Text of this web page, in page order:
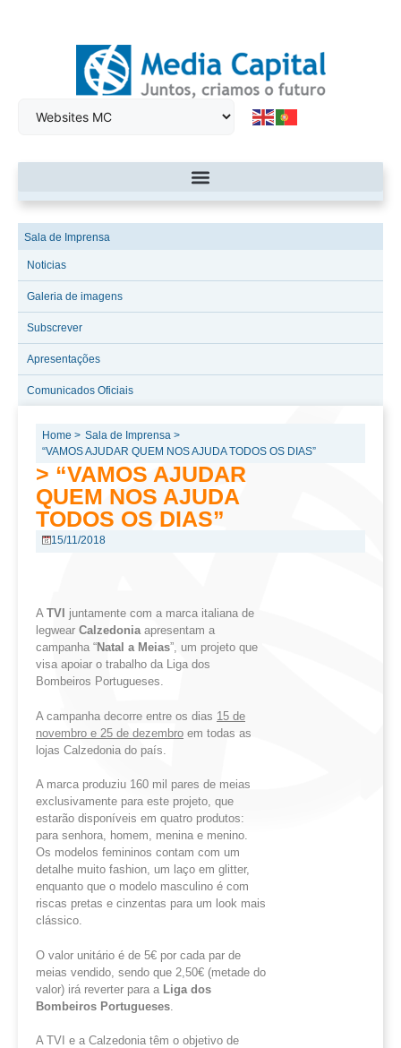
Sala de Imprensa
Noticias
Galeria de imagens
Subscrever
Apresentações
Comunicados Oficiais
Home > Sala de Imprensa >
“VAMOS AJUDAR QUEM NOS AJUDA TODOS OS DIAS”
> “VAMOS AJUDAR
QUEM NOS AJUDA
TODOS OS DIAS”
15/11/2018
A TVI juntamente com a marca italiana de
legwear Calzedoniaapresentam a
campanha “Natal a Meias”, um projeto que
visa apoiar o trabalho da Liga dos
Bombeiros Portugueses.
A campanha decorre entre os dias 15 de
novembro e 25 de dezembro em todas as
lojas Calzedonia do país.
A marca produziu 160 mil pares de meias
exclusivamente para este projeto, que
estarão disponíveis em quatro produtos:
para senhora, homem, menina e menino.
Os modelos femininos contam com um
detalhe muito fashion, um laço em glitter,
enquanto que o modelo masculino é com
riscas pretas e cinzentas para um look mais
clássico.
O valor unitário é de 5€ por cada par de
meias vendido, sendo que 2,50€ (metade do
valor) irá reverter para a Liga dos
Bombeiros Portugueses
A TVI e a Calzedonia têm o objetivo de